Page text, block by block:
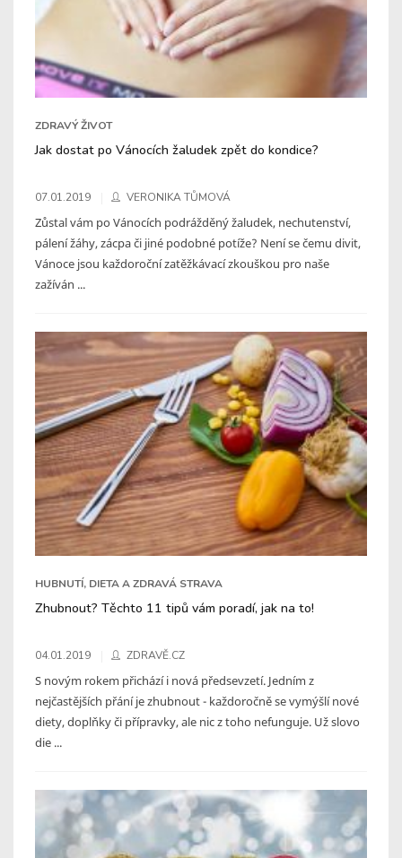
ZDRAVÝ ŽIVOT
Jak dostat po Vánocích žaludek zpět do kondice?
07.01.2019 VERONIKA TŮMOVÁ
Zůstal vám po Vánocích podrážděný žaludek, nechutenství,
pálení žáhy, zácpa či jiné podobné potíže? Není se čemu divit,
Vánoce jsou každoroční zatěžkávací zkouškou pro naše
zažíván ...
HUBNUTÍ, DIETA A ZDRAVÁ STRAVA
Zhubnout? Těchto 11 tipů vám poradí, jak na to!
04.01.2019 ZDRAVĚ.CZ
S novým rokem přichází i nová předsevzetí. Jedním z
nejčastějších přání je zhubnout - každoročně se vymýšlí nové
diety, doplňky či přípravky, ale nic z toho nefunguje. Už slovo
die ...